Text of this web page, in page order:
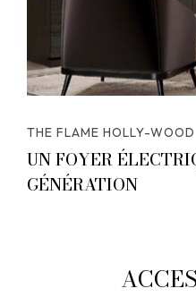
THE FLAME HOLLY-WOOD
UN FOYER
GÉNÉRATION